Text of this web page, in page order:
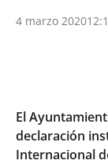
4 marzo 2020
El
declaración
Internacional